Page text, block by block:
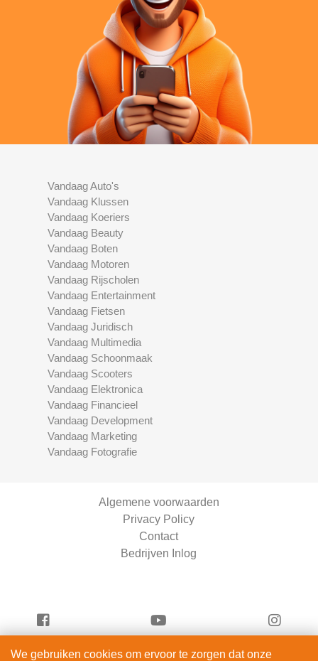
Vandaag Auto's
Vandaag Klussen
Vandaag Koeriers
Vandaag Beauty
Vandaag Boten
Vandaag Motoren
Vandaag Rijscholen
Vandaag Entertainment
Vandaag Fietsen
Vandaag Juridisch
Vandaag Multimedia
Vandaag Schoonmaak
Vandaag Scooters
Vandaag Elektronica
Vandaag Financieel
Vandaag Development
Vandaag Marketing
Vandaag Fotografie
Algemene voorwaarden
Privacy Policy
Contact
Bedrijven Inlog
We gebruiken cookies om ervoor te zorgen dat onze